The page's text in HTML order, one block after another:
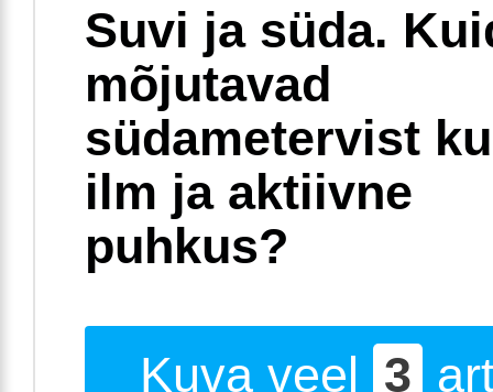
Suvi ja süda.
mõjutavad
südametervist
ilm ja aktiivne
puhkus?
Kuva veel 3